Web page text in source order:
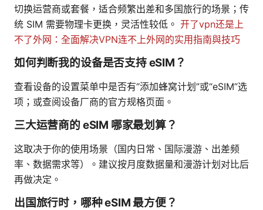
切换运营商或套餐，适合频繁出差和多国旅行的场景；传
统 SIM 需要物理卡更换，灵活性较低。 开了vpn还是上
不了外网：全面解决VPN连不上外网的实用指南與技巧
如何判断我的设备是否支持 eSIM？
查看设备的设置菜单中是否有“添加蜂窝计划”或“eSIM”选
项；或查阅设备厂商的官方规格页面。
三大运营商的 eSIM 哪家最划算？
这取决于你的使用场景（国内日常、国际漫游、出差频
率、数据需求等）。建议按月度数据量和漫游计划对比后
再做决定。
出国旅行时，哪种 eSIM 最方便？